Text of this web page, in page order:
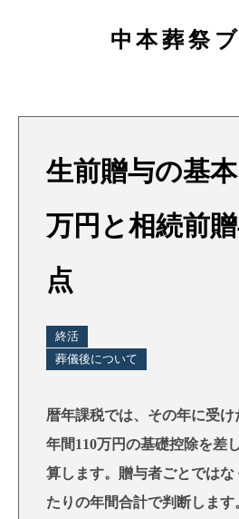
中本葬祭
生前贈与の基
万円と相続前
点
終活
葬儀後について
暦年課税では、その年に受け
年間110万円の基礎控除を差
算します。贈与者ごとではな
たりの年間合計で判断します